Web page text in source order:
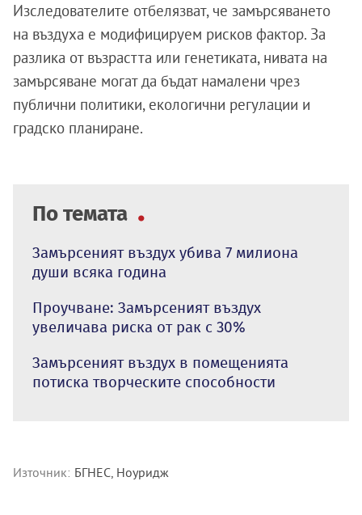
Изследователите отбелязват, че замърсяването
на въздуха е модифицируем рисков фактор. За
разлика от възрастта или генетиката, нивата на
замърсяване могат да бъдат намалени чрез
публични политики, екологични регулации и
градско планиране.
По темата
Замърсеният въздух убива 7 милиона
души всяка година
Проучване: Замърсеният въздух
увеличава риска от рак с 30%
Замърсеният въздух в помещенията
потиска творческите способности
Източник: БГНЕС, Ноуридж